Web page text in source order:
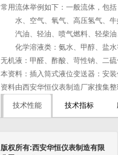
常用流体举例如下：一般流体，包
水、空气、氧气、高压氢气、牛
汽油、轻油、喷气燃料、轻柴油
化学溶液类：氨水、甲醇、盐水
无机液：甲醛、酢酸、苛性钠、二
本资料：插入筒式液位变送器：安
资料由西安华恒仪表制造厂家搜集
技术性能 技术指标
版权所有:西安华恒仪表制造有限